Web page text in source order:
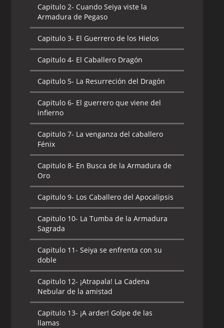
Capitulo 2- Cuando Seiya viste la
Armadura de Pegaso
Capitulo 3- El Guerrero de los Hielos
Capitulo 4- El Caballero Dragón
Capitulo 5- La Resurreción del Dragón
Capitulo 6- El guerrero que viene del
infierno
Capitulo 7- La venganza del caballero
Fénix
Capitulo 8- En Busca de la Armadura de
Oro
Capitulo 9- Los Caballero del Apocalipsis
Capitulo 10- La Tumba de la Armadura
Sagrada
Capitulo 11- Seiya se enfrenta con su
doble
Capitulo 12- ¡Atrapala! La Cadena
Nebular de la amistad
Capitulo 13- ¡A arder! Golpe de las
llamas